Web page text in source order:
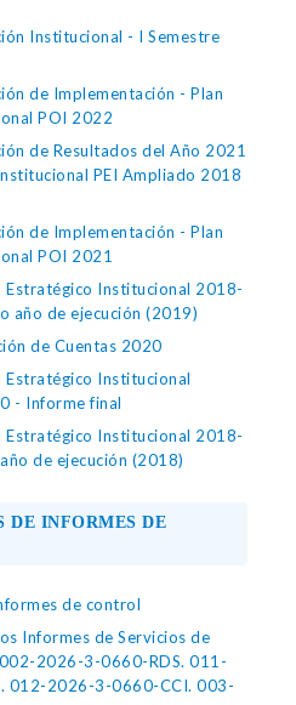
Institucional - I Semestre
de Implementación - Plan
POI 2022
de Resultados del Año 2021
PEI Ampliado 2018
de Implementación - Plan
POI 2021
Estratégico Institucional 2018-
año de ejecución (2019)
de Cuentas 2020
Estratégico Institucional
- Informe final
Estratégico Institucional 2018-
de ejecución (2018)
DE INFORMES DE
de control
Informes de Servicios de
2026-3-0660-RDS. 011-
012-2026-3-0660-CCI. 003-